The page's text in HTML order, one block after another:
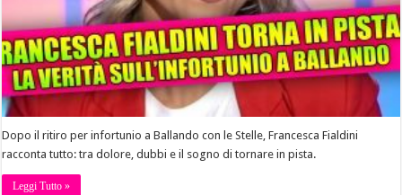
Dopo il ritiro per infortunio a Ballando con le Stelle, Francesca Fialdini
racconta tutto: tra dolore, dubbi e il sogno di tornare in pista.
Leggi Tutto »